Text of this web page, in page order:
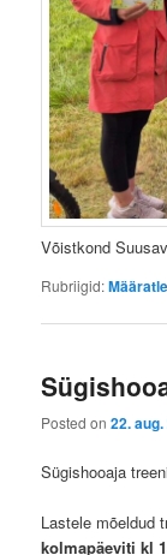
Võistkond
Rubriigid:
Posted on22.
Sügishooaja
Lastele mõeldud
kolmapäeviti kl